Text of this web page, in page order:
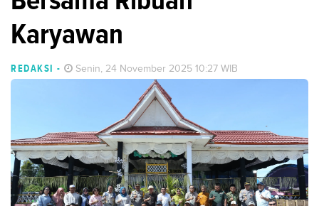
Karyawan
REDAKSI - Senin, 24 November 2025 10:27 WIB